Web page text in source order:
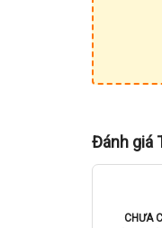
Đánh giá
CHƯA